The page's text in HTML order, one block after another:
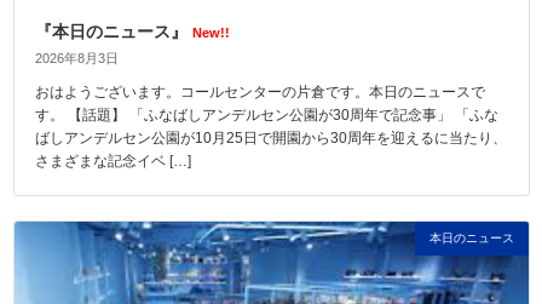
『本日のニュース』
New!!
2026年8月3日
おはようございます。コールセンターの片倉です。本日のニュースで
す。 【話題】 「ふなばしアンデルセン公園が30周年で記念事」 「ふな
ばしアンデルセン公園が10月25日で開園から30周年を迎えるに当たり、
さまざまな記念イベ […]
本日のニュース